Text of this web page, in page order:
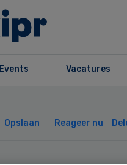
Events Vacatures
Opslaan Reageer nu